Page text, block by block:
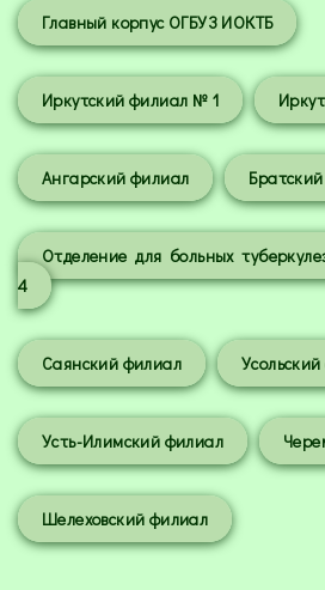
Главный корпус ОГБУЗ ИОКТБ
Иркутский филиал № 1
Ангарский филиал
Отделение для больных
4
Саянский филиал
Усть-Илимский филиал
Шелеховский филиал